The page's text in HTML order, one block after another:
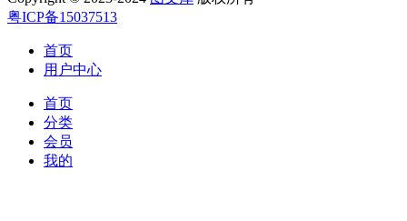
粤ICP备15037513
首页
用户中心
首页
分类
会员
我的